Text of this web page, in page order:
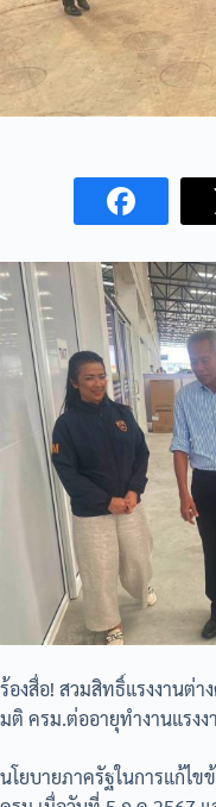
ร้องสื่อ! สวมสิทธิ์แรงงานต่า
มติ ครม.ต่ออายุทำงานแรงง
นโยบายภาครัฐในการแก้ไ